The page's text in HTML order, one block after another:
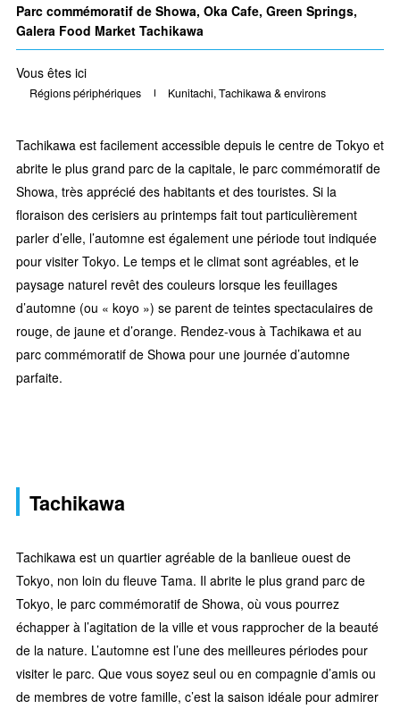
Parc commémoratif de Showa, Oka Cafe, Green Springs,
Galera Food Market Tachikawa
Vous êtes ici
Régions périphériques Kunitachi, Tachikawa & environs
Tachikawa est facilement accessible depuis le centre de Tokyo et
abrite le plus grand parc de la capitale, le parc commémoratif de
Showa, très apprécié des habitants et des touristes. Si la
floraison des cerisiers au printemps fait tout particulièrement
parler d’elle, l’automne est également une période tout indiquée
pour visiter Tokyo. Le temps et le climat sont agréables, et le
paysage naturel revêt des couleurs lorsque les feuillages
d’automne (ou « koyo ») se parent de teintes spectaculaires de
rouge, de jaune et d’orange. Rendez-vous à Tachikawa et au
parc commémoratif de Showa pour une journée d’automne
parfaite.
Tachikawa
Tachikawa est un quartier agréable de la banlieue ouest de
Tokyo, non loin du fleuve Tama. Il abrite le plus grand parc de
Tokyo, le parc commémoratif de Showa, où vous pourrez
échapper à l’agitation de la ville et vous rapprocher de la beauté
de la nature. L’automne est l’une des meilleures périodes pour
visiter le parc. Que vous soyez seul ou en compagnie d’amis ou
de membres de votre famille, c’est la saison idéale pour admirer